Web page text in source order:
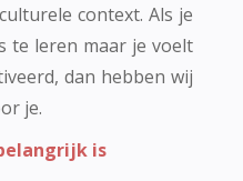
context. Als je
te leren maar je voelt
dan hebben wij
je.
is